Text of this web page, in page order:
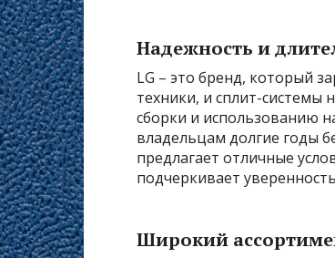
Надежность и
LG – это бренд, который
техники, и сплит-системы
сборки и использованию
владельцам долгие годы
предлагает отличные
подчеркивает
Широкий